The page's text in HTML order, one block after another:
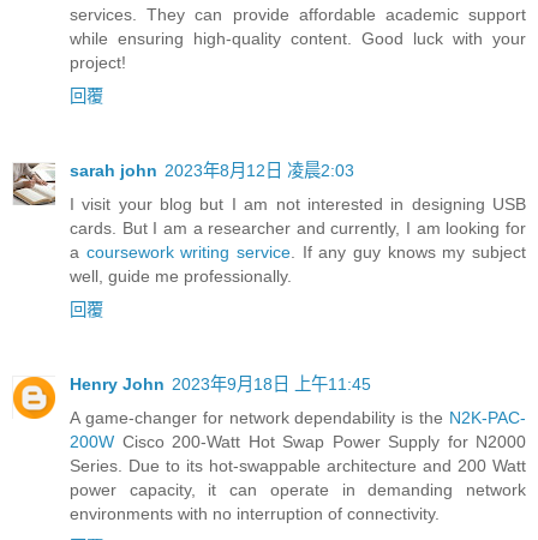
services. They can provide affordable academic support
while ensuring high-quality content. Good luck with your
project!
回覆
sarah john 2023年8月12日 凌晨2:03
I visit your blog but I am not interested in designing USB
cards. But I am a researcher and currently, I am looking for
a coursework writing service . If any guy knows my subject
well, guide me professionally.
回覆
Henry John 2023年9月18日 上午11:45
A game-changer for network dependability is the N2K-PAC-
200W Cisco 200-Watt Hot Swap Power Supply for N2000
Series. Due to its hot-swappable architecture and 200 Watt
power capacity, it can operate in demanding network
environments with no interruption of connectivity.